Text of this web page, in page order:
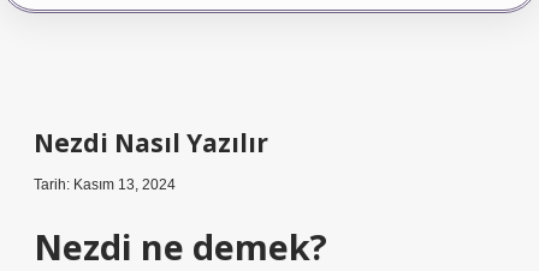
Nezdi Nasıl Yazılır
Tarih: Kasım 13, 2024
Nezdi ne demek?